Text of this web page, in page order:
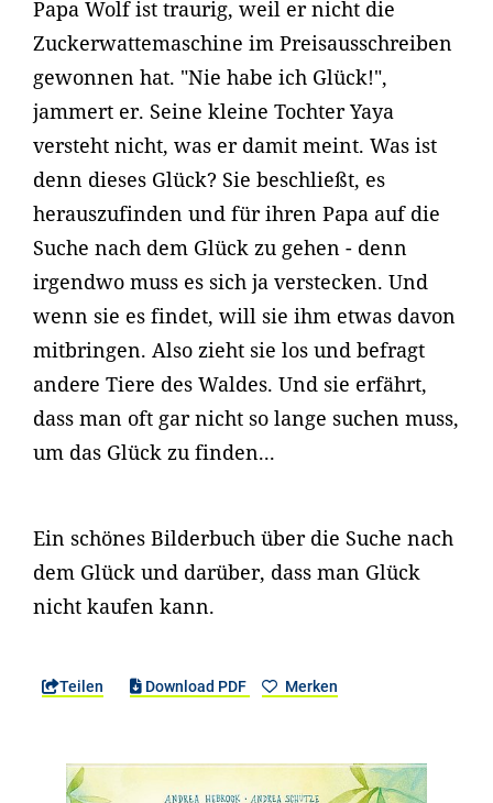
Papa Wolf ist traurig, weil er nicht die
Zuckerwattemaschine im Preisausschreiben
gewonnen hat. "Nie habe ich Glück!",
jammert er. Seine kleine Tochter Yaya
versteht nicht, was er damit meint. Was ist
denn dieses Glück? Sie beschließt, es
herauszufinden und für ihren Papa auf die
Suche nach dem Glück zu gehen - denn
irgendwo muss es sich ja verstecken. Und
wenn sie es findet, will sie ihm etwas davon
mitbringen. Also zieht sie los und befragt
andere Tiere des Waldes. Und sie erfährt,
dass man oft gar nicht so lange suchen muss,
um das Glück zu finden...
Ein schönes Bilderbuch über die Suche nach
dem Glück und darüber, dass man Glück
nicht kaufen kann.
Teilen Download PDF Merken